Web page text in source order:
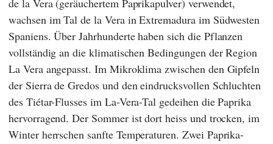
de la Vera (geräuchertem Paprikapulver) verwendet,
wachsen im Tal de la Vera in Extremadura im Südwesten
Spaniens. Über Jahrhunderte haben sich die Pflanzen
vollständig an die klimatischen Bedingungen der Region
La Vera angepasst. Im Mikroklima zwischen den Gipfeln
der Sierra de Gredos und den eindrucksvollen Schluchten
des Tiétar-Flusses im La-Vera-Tal gedeihen die Paprika
hervorragend. Der Sommer ist dort heiss und trocken, im
Winter herrschen sanfte Temperaturen. Zwei Paprika-